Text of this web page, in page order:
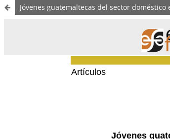
Jóvenes guatemaltecas del sector